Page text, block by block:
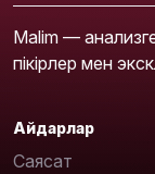
Malim —
пікірлер мен
Айдарлар
Саясат